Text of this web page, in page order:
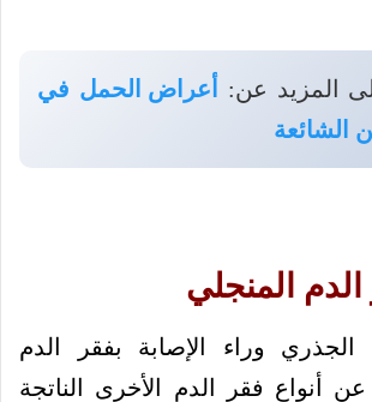
المزيد عن:
أعراض الحمل في
الشائعة
المنجلي
وراء الإصابة بفقر الدم
عن أنواع فقر الدم الأخرى الناتجة